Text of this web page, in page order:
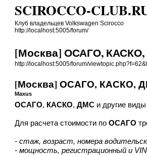
SCIROCCO-
Клуб владельцев Volkswagen Scirocco
http://localhost:5005/forum/
[Москва] ОСАГО, КАСКО,
http://localhost:5005/forum/
[Москва] ОСАГО, КАСКО,
Maxus
ОСАГО, КАСКО,ДМС и другие
Для расчета стоимости поОСАГО
- стаж, возраст, номера
- мощность, регистрационный и